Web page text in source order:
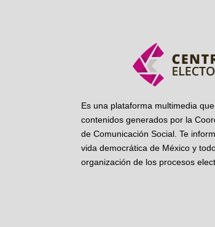
Es una plataforma multimedia
contenidos generados por la
de Comunicación Social. Te
vida democrática de México y
organización de los procesos